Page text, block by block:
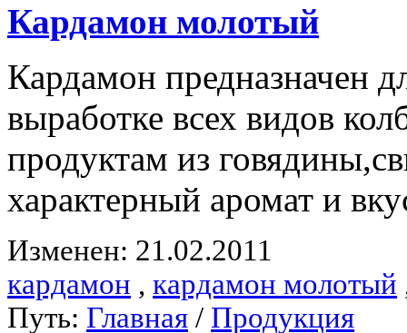
Кардамон молотый
Кардамон предназначен
выработке всех видов
продуктам из
характерный аромат и
Изменен: 21.02.2011
кардамон , кардамон молотый
Путь: Главная / Продукция